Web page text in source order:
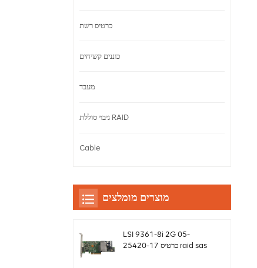
כרטיס רשת
כוננים קשיחים
מעבד
גיבוי סוללת RAID
Cable
מוצרים מומלצים
LSI 9361-8i 2G 05-
25420-17 כרטיס raid sas